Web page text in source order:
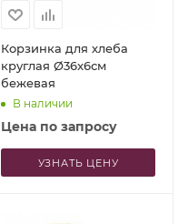
Корзинка для хлеба
круглая Ø36x6см
бежевая
В наличии
Цена по запросу
УЗНАТЬ ЦЕНУ